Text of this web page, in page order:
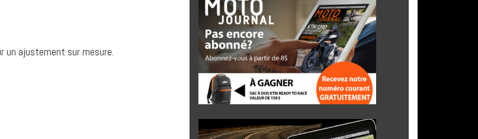
un ajustement sur mesure.